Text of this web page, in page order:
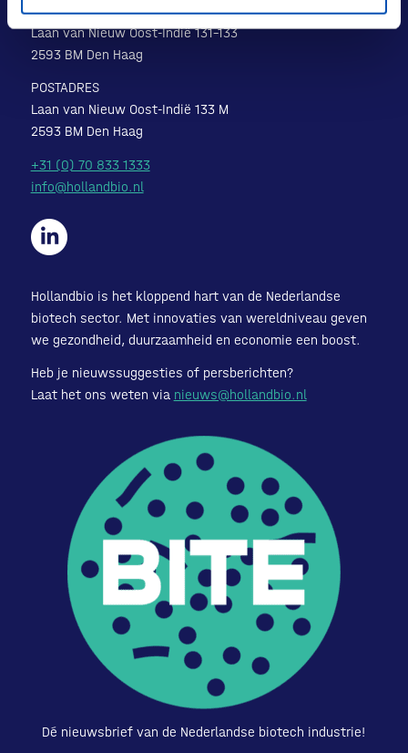
BEZOEKADRES
Laan van Nieuw Oost-Indië 131-133
2593 BM Den Haag
POSTADRES
Laan van Nieuw Oost-Indië 133 M
2593 BM Den Haag
+31 (0) 70 833 1333
info@hollandbio.nl
Hollandbio is het kloppend hart van de Nederlandse
biotech sector. Met innovaties van wereldniveau geven
we gezondheid, duurzaamheid en economie een boost.
Heb je nieuwssuggesties of persberichten?
Laat het ons weten via nieuws@hollandbio.nl
Dé nieuwsbrief van de Nederlandse biotech industrie!